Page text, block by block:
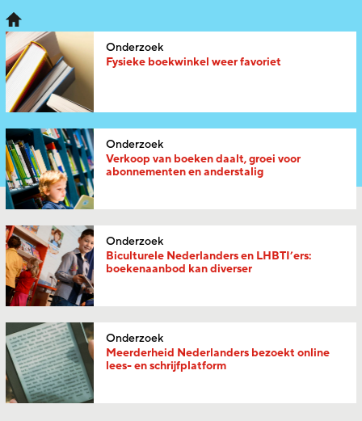
Onderzoek
Fysieke boekwinkel weer favoriet
Onderzoek
Verkoop van boeken daalt, groei voor
abonnementen en anderstalig
Onderzoek
Biculturele Nederlanders en LHBTI’ers:
boekenaanbod kan diverser
Onderzoek
Meerderheid Nederlanders bezoekt online
lees- en schrijfplatform